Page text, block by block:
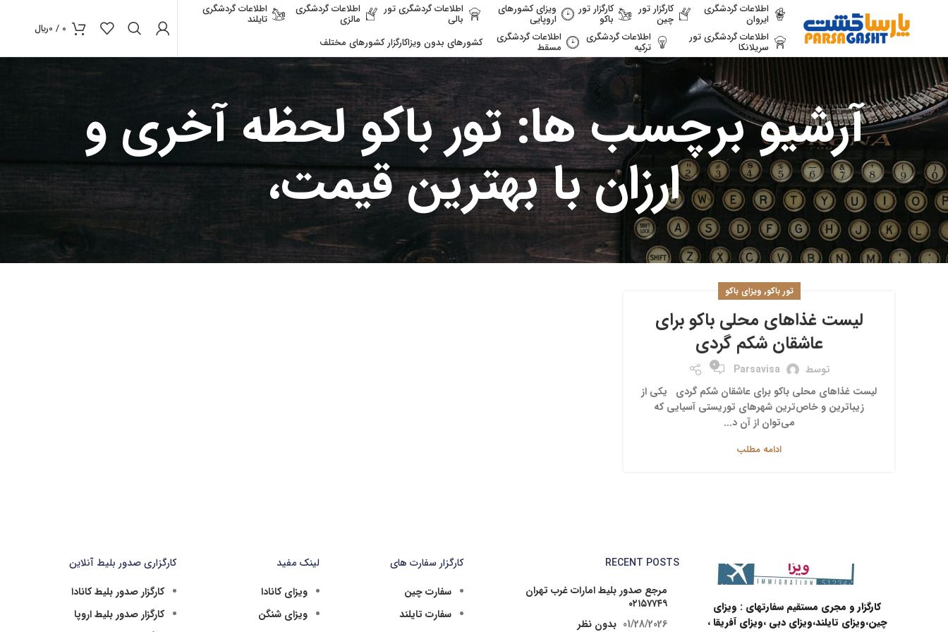
اطلاعات گردشگری
ایروان
کارگزار تور
چین
کارگزار تور
باکو
ویزای کشورهای
اروپایی
اطلاعات گردشگری تور
بالی
اطلاعات گردشگری
مالزی
اطلاعات گردشگری
تایلند
اطلاعات گردشگری تور
سریلانکا
اطلاعات گردشگری
ترکیه
اطلاعات گردشگری
مسقط کشورهای بدون ویزاکارگزار کشورهای مختلف
0
/
0﷼
آرشیو برچسب ها: تور باکو لحظه آخری و
ارزان با بهترین قیمت،
تور باکو,ویزای باکو
لیست غذاهای محلی باکو برای
عاشقان شکم گردی
توسط Parsavisa
0
لیست غذاهای محلی باکو برای عاشقان شکم گردی یکی از
زیباترین و خاص‌ترین شهرهای توریستی آسیایی که
می‌توان از آن د...
ادامه مطلب
کارگزار و مجری مستقیم سفارتهای : ویزای
چین،ویزای تایلند،ویزای دبی ،ویزای آفریقا ،
RECENT POSTS
مرجع صدور بلیط امارات غرب تهران
۰۲۱۵۷۷۴۹
01/28/2026 بدون نظر
کارگزار سفارت های
سفارت چین
سفارت تایلند
لینک مفید
ویزای کانادا
ویزای شنگن
کارگزاری صدور بلیط آنلاین
کارگزار صدور بلیط کانادا
کارگزار صدور بلیط اروپا